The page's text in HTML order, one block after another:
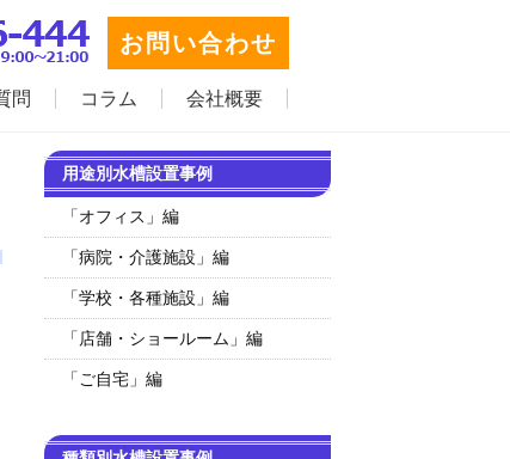
お問い合わせ
問 コラム 会社概要
用途別水槽設置事例
「オフィス」編
「病院・介護施設」編
「学校・各種施設」編
「店舗・ショールーム」編
「ご自宅」編